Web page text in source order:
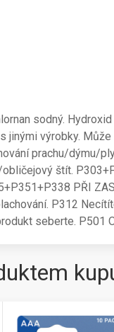
sodný. Hydroxid
jinými výrobky.
prachu/dýmu/
štít.
PŘI
P312
seberte. P501